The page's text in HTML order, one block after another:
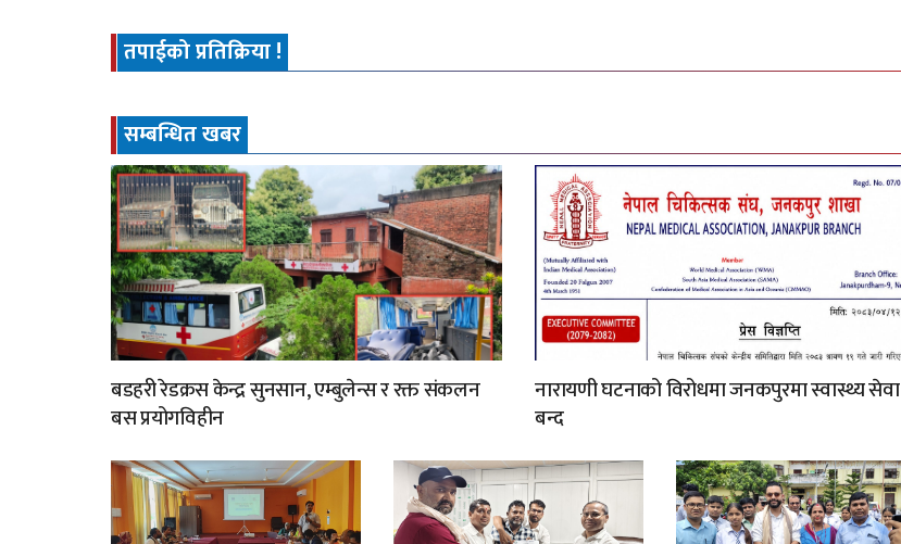
तपाईको प्रतिक्रिया !
सम्बन्धित खबर
बडहरी रेडक्रस केन्द्र सुनसान, एम्बुलेन्स र रक्त संकलन
बस प्रयोगविहीन
नारायणी घटनाको विरोधमा जनकपुरमा स्वास्थ्य सेवा
बन्द